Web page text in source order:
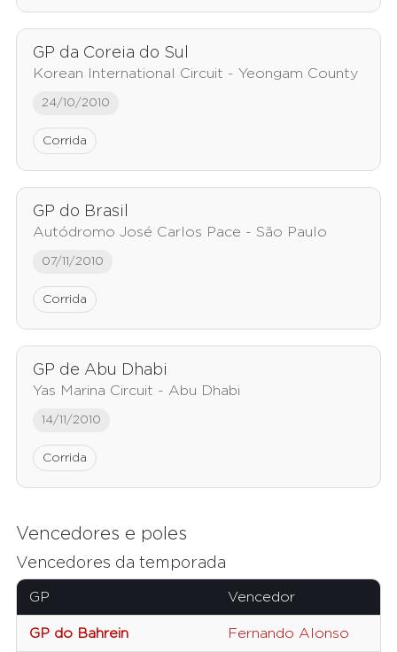
GP da Coreia do Sul
Korean International Circuit - Yeongam County
24/10/2010
Corrida
GP do Brasil
Autódromo José Carlos Pace - São Paulo
07/11/2010
Corrida
GP de Abu Dhabi
Yas Marina Circuit - Abu Dhabi
14/11/2010
Corrida
Vencedores e poles
Vencedores da temporada
GP Vencedor
GP do Bahrein Fernando Alonso